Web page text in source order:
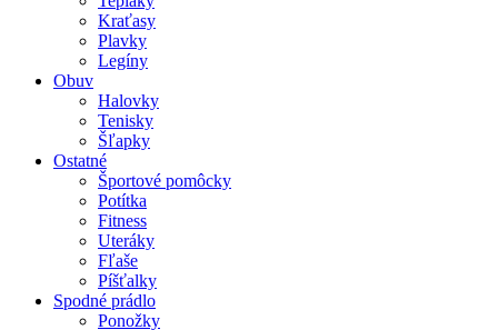
Kraťasy
Plavky
Legíny
Obuv
Halovky
Tenisky
Šľapky
Ostatné
Športové pomôcky
Potítka
Fitness
Uteráky
Fľaše
Píšťalky
Spodné prádlo
Ponožky